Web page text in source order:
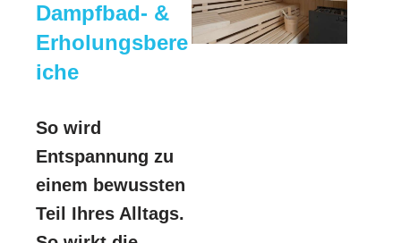
Dampfbad- &
Erholungsbere
iche
So wird
Entspannung zu
einem bewussten
Teil Ihres Alltags.